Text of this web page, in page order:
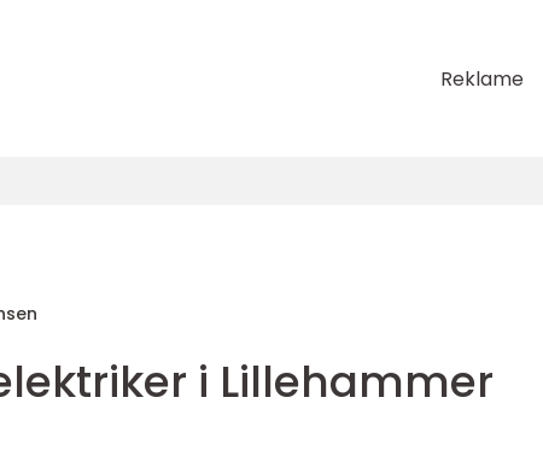
Reklame
i Lillehammer